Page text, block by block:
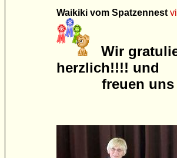
Waikiki vom Spatzennest
Wir
herzlich!!!! und
freuen uns